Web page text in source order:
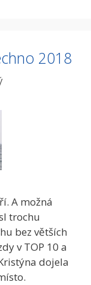
2018
A možná
trochu
bez větších
v TOP 10 a
dojela